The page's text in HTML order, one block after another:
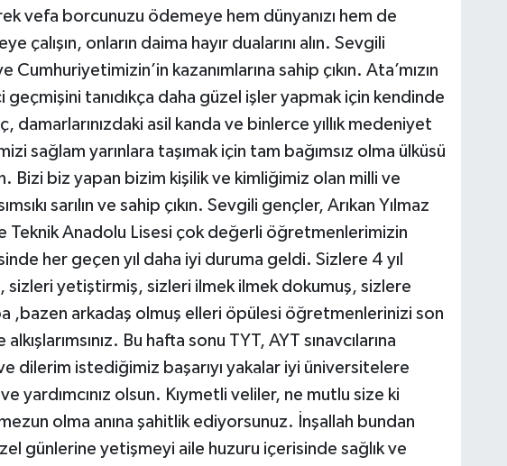
vefa borcunuzu ödemeye hem dünyanızı hem de
çalışın, onların daima hayır dualarını alın. Sevgili
kazanımlarına sahip çıkın. Ata’mızın
tanıdıkça daha güzel işler yapmak için kendinde
damarlarınızdaki asil kanda ve binlerce yıllık medeniyet
sağlam yarınlara taşımak için tam bağımsız olma ülküsü
Bizi biz yapan bizim kişilik ve kimliğimiz olan milli ve
sarılın ve sahip çıkın. Sevgili gençler, Arıkan Yılmaz
Teknik Anadolu Lisesi çok değerli öğretmenlerimizin
her geçen yıl daha iyi duruma geldi. Sizlere 4 yıl
sizleri yetiştirmiş, sizleri ilmek ilmek dokumuş, sizlere
,bazen arkadaş olmuş elleri öpülesi öğretmenlerinizi son
Bu hafta sonu TYT, AYT sınavcılarına
dilerim istediğimiz başarıyı yakalar iyi üniversitelere
yardımcınız olsun. Kıymetli veliler, ne mutlu size ki
olma anına şahitlik ediyorsunuz. İnşallah bundan
günlerine yetişmeyi aile huzuru içerisinde sağlık ve